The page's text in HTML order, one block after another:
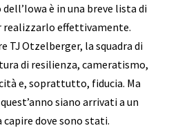
è in una breve lista di
realizzarlo effettivamente.
TJ Otzelberger, la squadra di
di resilienza, cameratismo,
e, soprattutto, fiducia. Ma
siano arrivati ​​a un
capire dove sono stati.